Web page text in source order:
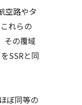
空路やタ
れらの
その覆域
SSRと同
ぼ同等の